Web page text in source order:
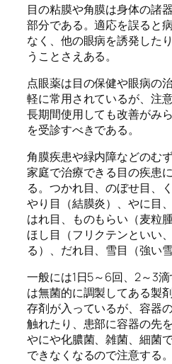
目の粘膜や角膜は身体の諸
部分である。適応を誤ると
なく、他の眼病を誘発した
うことさえある。
点眼薬は目の保健や眼病の
軽に常用されているが、注
長期間使用しても改善がみ
を受診すべきである。
角膜疾患や緑内障などのむ
家庭で治療できる目の疾患
る。つかれ目、のぼせ目、
やり目（結膜炎）、やに目
はれ目、ものもらい（麦粒
ほし目（フリクテンといい
る）、だれ目、雪目（強い
一般には1日5～6回、2～3
は無菌的に調製してある製
存剤が入っているが、容器
触れたり、患部に容器の先
やにや化膿菌、雑菌、細菌
できなくなるので注意する。